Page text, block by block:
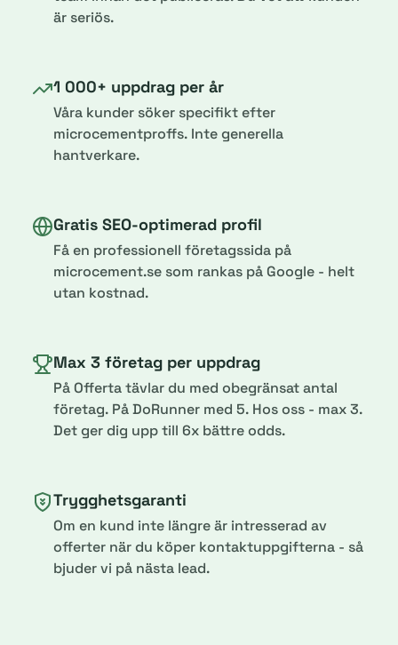
är seriös.
1 000+ uppdrag per år
Våra kunder söker specifikt efter
microcementproffs. Inte generella
hantverkare.
Gratis SEO-optimerad profil
Få en professionell företagssida på
microcement.se som rankas på Google - helt
utan kostnad.
Max 3 företag per uppdrag
På Offerta tävlar du med obegränsat antal
företag. På DoRunner med 5. Hos oss - max 3.
Det ger dig upp till 6x bättre odds.
Trygghetsgaranti
Om en kund inte längre är intresserad av
offerter när du köper kontaktuppgifterna - så
bjuder vi på nästa lead.